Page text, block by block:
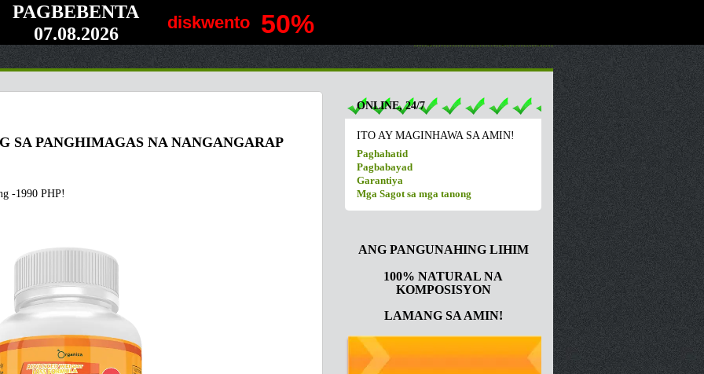
PAGBEBENTA
07.08.2026
diskwento 50%
SA PANGHIMAGAS NA NANGANGARAP
-1990 PHP!
ONLINE, 24/7
ITO AY MAGINHAWA SA AMIN!
Paghahatid
Pagbabayad
Garantiya
Mga Sagot sa mga tanong
ANG PANGUNAHING LIHIM
100% NATURAL NA
KOMPOSISYON
LAMANG SA AMIN!